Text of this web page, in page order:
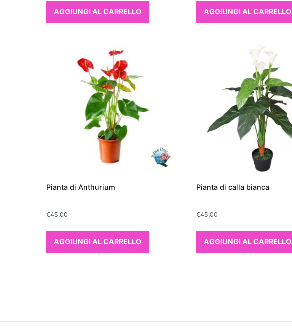
AGGIUNGI AL CARRELLO AGGIUNGI AL CARRELLO
Pianta di Anthurium
€45.00
AGGIUNGI AL CARRELLO
Pianta di calla bianca
€45.00
AGGIUNGI AL CARRELLO